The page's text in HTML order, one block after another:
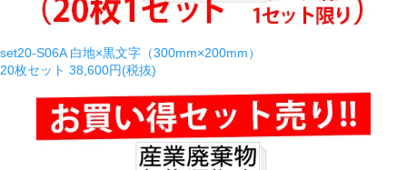
set20-S06A 白地×黒文字（300mm×200mm）
20枚セット 38,600円(税抜)